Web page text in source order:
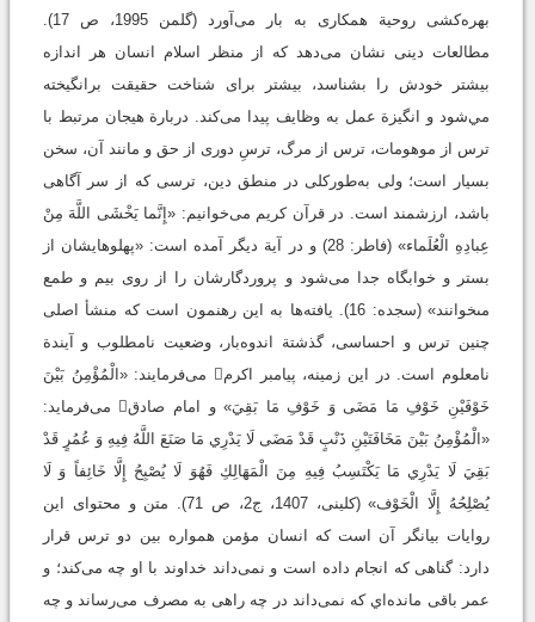
بهره‌کشی روحیة همکاری به بار می‌آورد (گلمن 1995، ص 17).
مطالعات دینی نشان می‌دهد که از منظر اسلام انسان هر اندازه
بیشتر خودش را بشناسد، بیشتر برای شناخت حقیقت برانگیخته
مي‌شود و انگیزة عمل به وظایف پیدا می‌کند. دربارة هیجان مرتبط با
ترس از موهومات، ترس از مرگ، ترسِ دوری از حق و مانند آن، سخن
بسیار است؛ ولی به‌طورکلی در منطق دین، ترسی که از سر آگاهی
باشد، ارزشمند است. در قرآن کریم می‌خوانیم: «إِنَّما يَخْشَى اللَّهَ مِنْ
عِبادِهِ الْعُلَماء» (فاطر: 28) و در آیة دیگر آمده است: «پهلوهايشان از
بستر و خوابگاه جدا مى‌شود و پروردگارشان را از روى بيم و طمع
مى‏خوانند» (سجده: 16). یافته‌ها به این رهنمون است که منشأ اصلی
چنین ترس و احساسی، گذشتة اندوه‌بار، وضعیت نامطلوب و آیندة
نامعلوم است. در این زمینه، پیامبر اکرم می‌فرمایند: «‌الْمُؤْمِنُ بَيْنَ
خَوْفَيْنِ خَوْفِ مَا مَضَى وَ خَوْفِ مَا بَقِيَ‏» و امام صادق می‌فرماید:
«الْمُؤْمِنُ بَيْنَ مَخَافَتَيْنِ ذَنْبٍ قَدْ مَضَى لَا يَدْرِي مَا صَنَعَ اللَّهُ فِيهِ وَ عُمُرٍ قَدْ
بَقِيَ لَا يَدْرِي مَا يَكْتَسِبُ فِيهِ مِنَ الْمَهَالِكِ فَهُوَ لَا يُصْبِحُ إِلَّا خَائِفاً وَ لَا
يُصْلِحُهُ إِلَّا الْخَوْف‏» (کلینی، 1407، ج2، ص 71). متن و محتوای این
روایات بیانگر آن است که انسان مؤمن همواره بین دو ترس قرار
دارد: گناهی که انجام داده است و نمی‌داند خداوند با او چه می‌کند؛ و
عمر باقی ‌مانده‌اي که نمی‌داند در چه راهی به مصرف می‌رساند و چه